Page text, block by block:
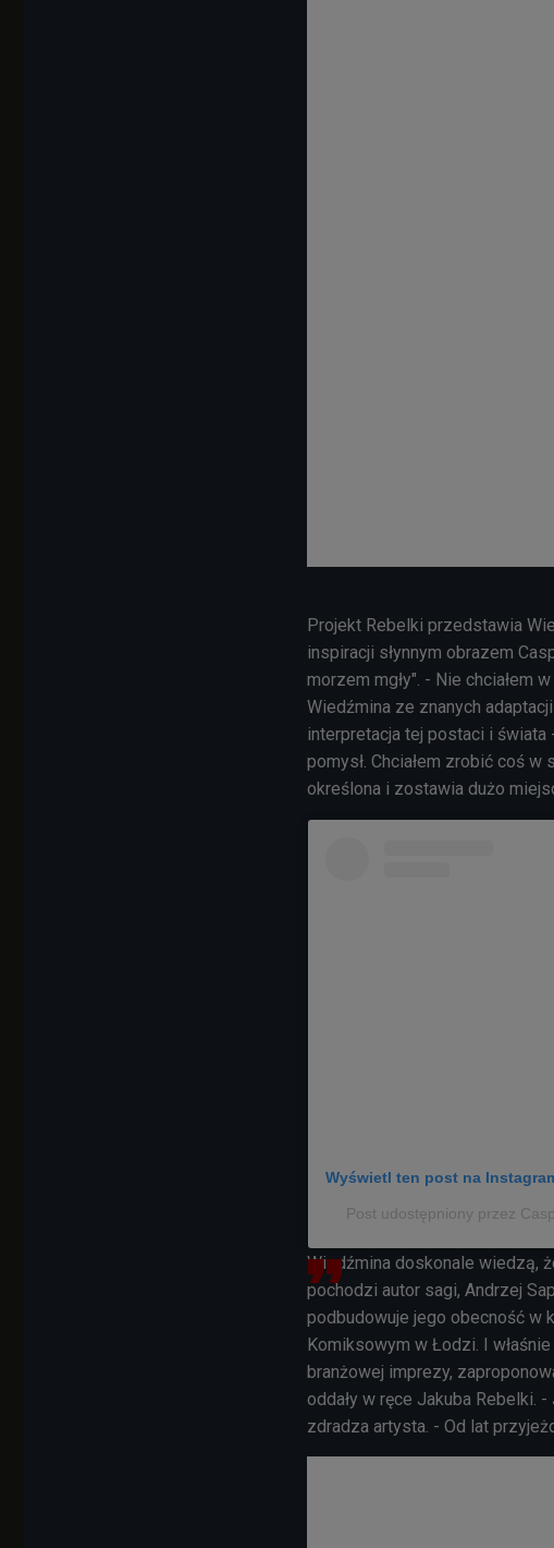
Projekt Rebelki przedstawia
inspiracji słynnym obrazem
morzem mgły". - Nie chciałem
Wiedźmina ze znanych
interpretacja tej postaci i świata
pomysł. Chciałem zrobić coś
określona i zostawia dużo
Wyświetl ten post na
Post udostępniony przez
Wiedźmina doskonale wiedzą,
pochodzi autor sagi, Andrzej
podbudowuje jego obecność w
Komiksowym w Łodzi. I
branżowej imprezy,
oddały w ręce Jakuba Rebelki.
zdradza artysta. - Od lat